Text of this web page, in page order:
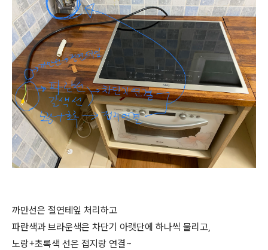
까만선은 절연테잎 처리하고
파란색과 브라운색은 차단기 아랫단에 하나씩 물리고,
노랑+초록색 선은 접지랑 연결~